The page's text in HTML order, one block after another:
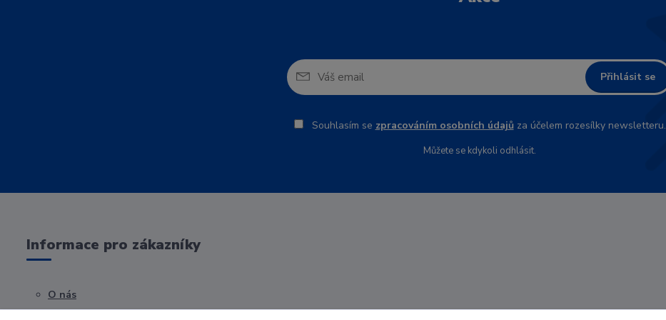
Přihlásit se
Souhlasím se zpracováním osobních údajůza účelem rozesílky newsletteru.
Můžete se kdykoli odhlásit.
Informace pro zákazníky
O nás